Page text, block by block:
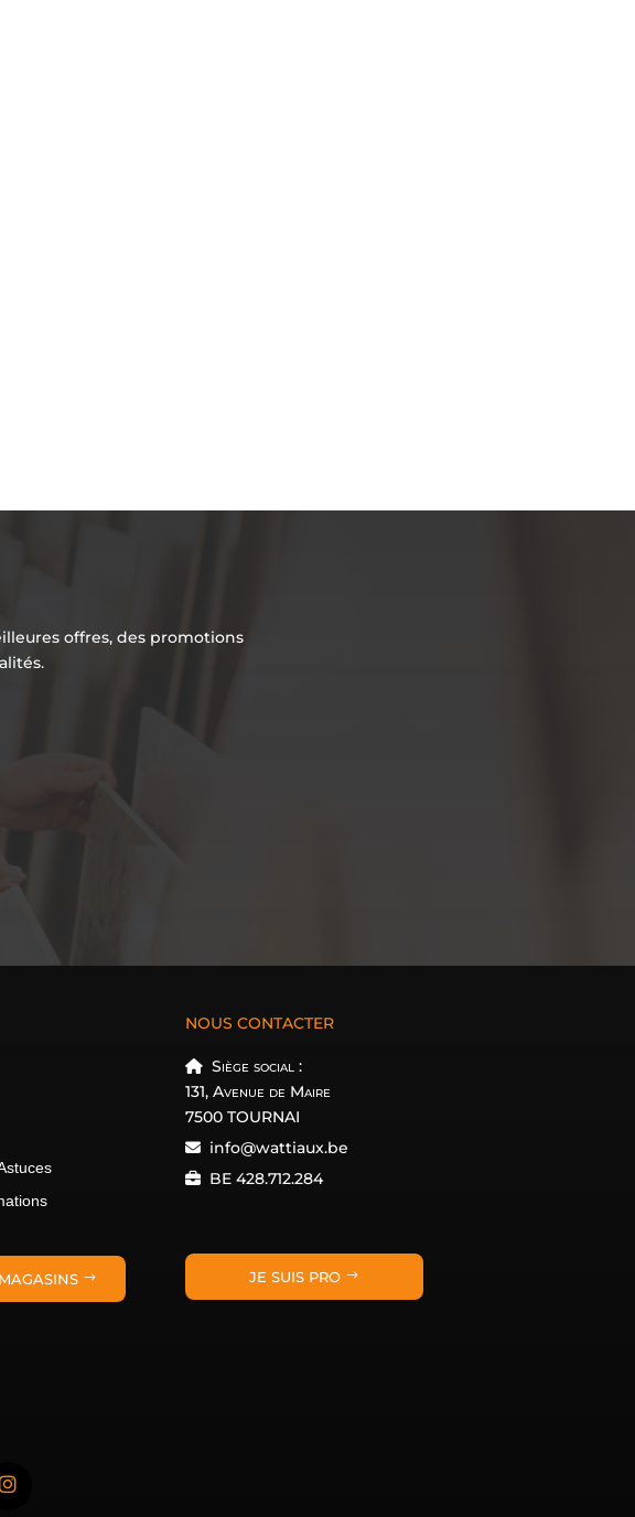
offres, des promotions
NOUS CONTACTER
Siège social :
131, Avenue de Maire
7500 TOURNAI
info@wattiaux.be
BE 428.712.284
JE SUIS PRO